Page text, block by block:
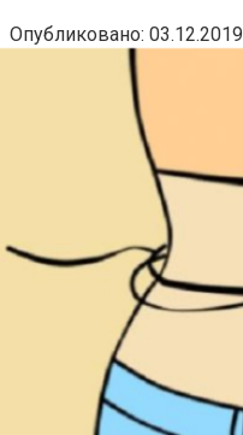
Опубликовано: 03.12.2019